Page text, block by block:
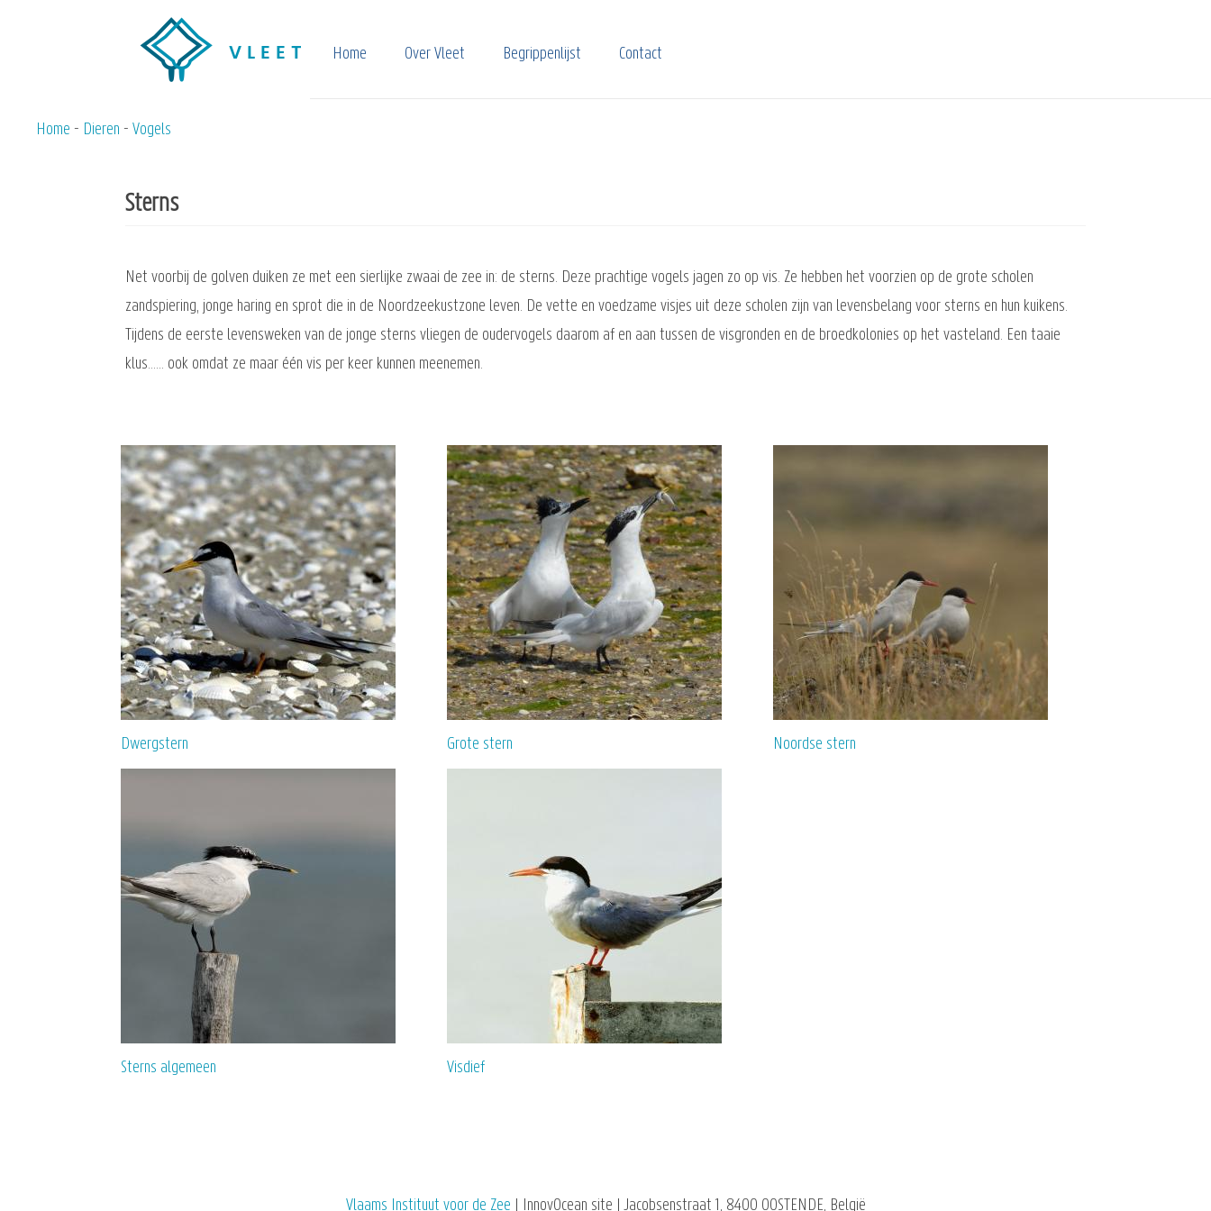
Home Over Vleet Begrippenlijst Contact
Home Dieren Vogels
Sterns
Net voorbij de golven duiken ze met een sierlijke zwaai de zee in: de sterns. Deze prachtige vogels jagen zo op vis. Ze hebben het voorzien op de grote scholen
zandspiering, jonge haring en sprot die in de Noordzeekustzone leven. De vette en voedzame visjes uit deze scholen zijn van levensbelang voor sterns en hun kuikens.
Tijdens de eerste levensweken van de jonge sterns vliegen de oudervogels daarom af en aan tussen de visgronden en de broedkolonies op het vasteland. Een taaie
klus…… ook omdat ze maar één vis per keer kunnen meenemen.
Dwergstern Grote stern Noordse stern
Sterns algemeen Visdief
Vlaams Instituut voor de Zee | InnovOcean site | Jacobsenstraat 1, 8400 OOSTENDE, België